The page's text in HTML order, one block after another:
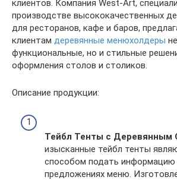
клиентов. Компания West-Art,
производстве высококачественных
для ресторанов, кафе и баров,
клиентам деревянные менюхолдеры
функциональные, но и стильные
оформления столов и столиков.
Описание продукции:
Тейбл Тенты с Деревянным
изысканные тейбл тенты
способом подать информацию
предложениях меню.